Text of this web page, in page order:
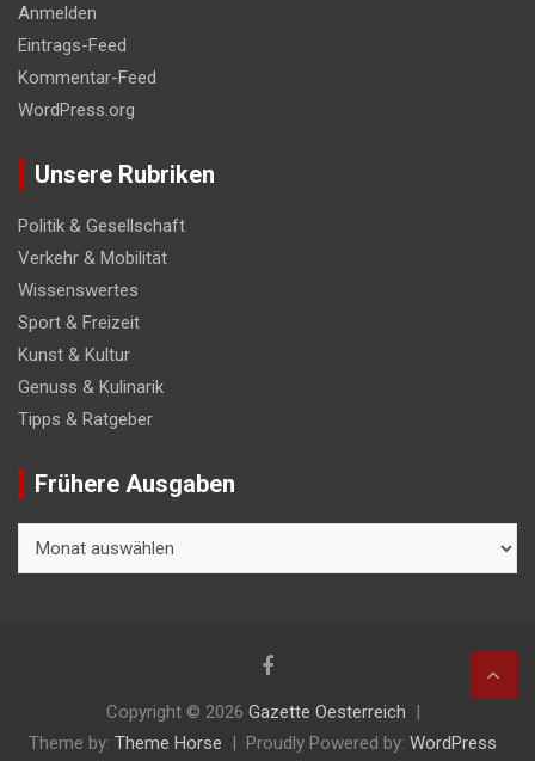
Anmelden
Eintrags-Feed
Kommentar-Feed
WordPress.org
Unsere Rubriken
Politik & Gesellschaft
Verkehr & Mobilität
Wissenswertes
Sport & Freizeit
Kunst & Kultur
Genuss & Kulinarik
Tipps & Ratgeber
Frühere Ausgaben
Ausgaben
Copyright © 2026 Gazette Oesterreich
Theme by: Theme Horse Proudly Powered by: WordPress